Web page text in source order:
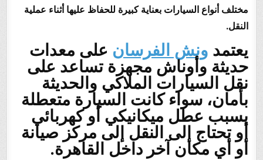
مختلف أنواع السيارات بعناية كبيرة للحفاظ عليها أثناء عملية
النقل.
يعتمد ونش الفرسان على معدات
حديثة وأوناش مجهزة تساعد على
نقل السيارات الملاكي والحديثة
بأمان، سواء كانت السيارة متعطلة
بسبب عطل ميكانيكي أو كهربائي
أو تحتاج إلى النقل إلى مركز صيانة
أو أي مكان آخر داخل القاهرة.